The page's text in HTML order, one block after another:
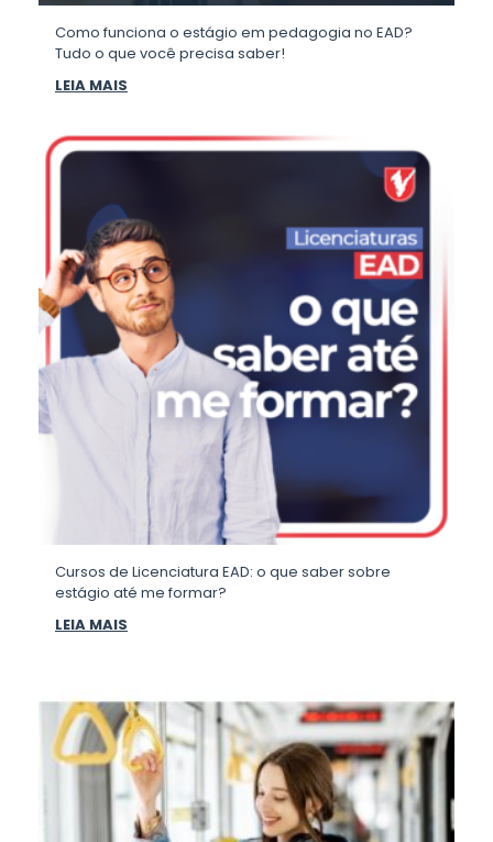
Como funciona o estágio em pedagogia no EAD?
Tudo o que você precisa saber!
LEIA MAIS
Cursos de Licenciatura EAD: o que saber sobre
estágio até me formar?
LEIA MAIS